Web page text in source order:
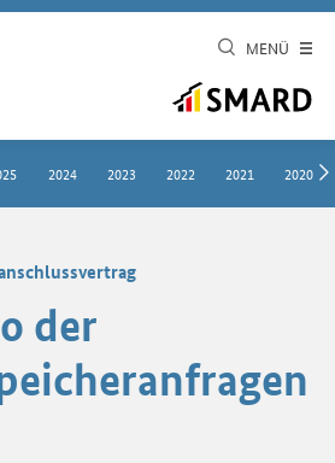
MENÜ
2024 2023 2022 2021 2020
der